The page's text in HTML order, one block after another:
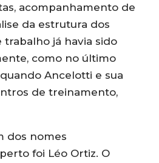
acompanhamento de
da estrutura dos
trabalho já havia sido
como no último
Ancelotti e sua
de treinamento,
dos nomes
foi Léo Ortiz. O